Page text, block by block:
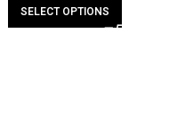
SELECT OPTIONS